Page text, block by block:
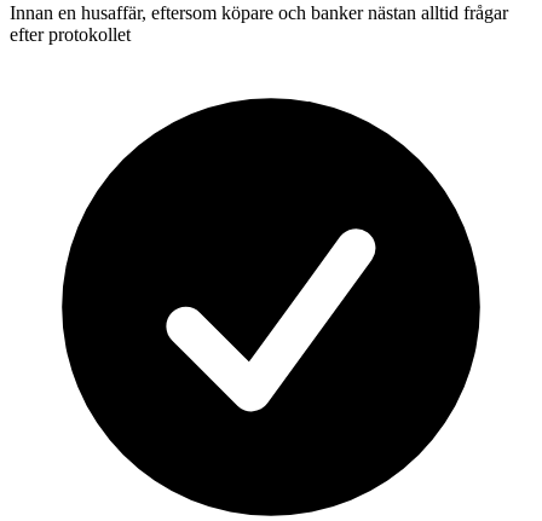
Innan en husaffär, eftersom köpare och banker nästan alltid frågar
efter protokollet